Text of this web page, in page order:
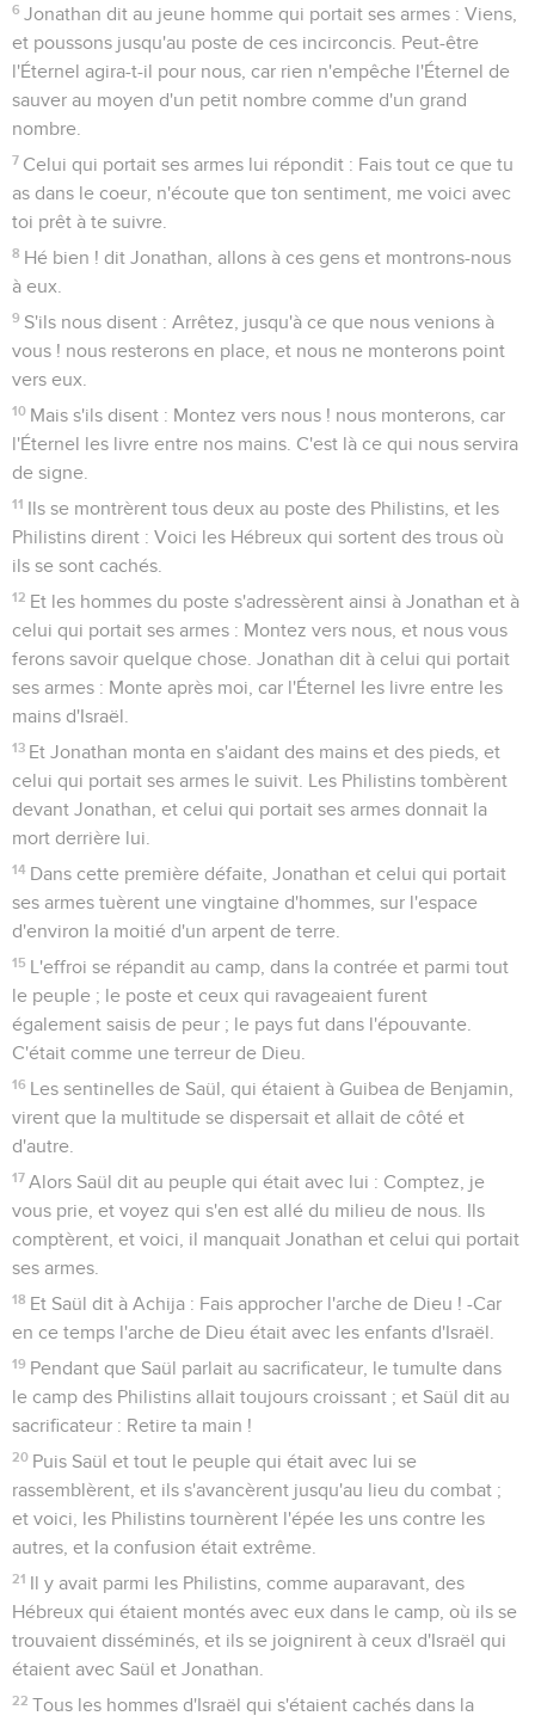
6 Jonathan dit au jeune homme qui portait ses armes : Viens,
et poussons jusqu'au poste de ces incirconcis. Peut-être
l'Éternel agira-t-il pour nous, car rien n'empêche l'Éternel de
sauver au moyen d'un petit nombre comme d'un grand
nombre.
7 Celui qui portait ses armes lui répondit : Fais tout ce que tu
as dans le coeur, n'écoute que ton sentiment, me voici avec
toi prêt à te suivre.
8 Hé bien ! dit Jonathan, allons à ces gens et montrons-nous
à eux.
9 S'ils nous disent : Arrêtez, jusqu'à ce que nous venions à
vous ! nous resterons en place, et nous ne monterons point
vers eux.
10 Mais s'ils disent : Montez vers nous ! nous monterons, car
l'Éternel les livre entre nos mains. C'est là ce qui nous servira
de signe.
11 Ils se montrèrent tous deux au poste des Philistins, et les
Philistins dirent : Voici les Hébreux qui sortent des trous où
ils se sont cachés.
12 Et les hommes du poste s'adressèrent ainsi à Jonathan et à
celui qui portait ses armes : Montez vers nous, et nous vous
ferons savoir quelque chose. Jonathan dit à celui qui portait
ses armes : Monte après moi, car l'Éternel les livre entre les
mains d'Israël.
13 Et Jonathan monta en s'aidant des mains et des pieds, et
celui qui portait ses armes le suivit. Les Philistins tombèrent
devant Jonathan, et celui qui portait ses armes donnait la
mort derrière lui.
14 Dans cette première défaite, Jonathan et celui qui portait
ses armes tuèrent une vingtaine d'hommes, sur l'espace
d'environ la moitié d'un arpent de terre.
15 L'effroi se répandit au camp, dans la contrée et parmi tout
le peuple ; le poste et ceux qui ravageaient furent
également saisis de peur ; le pays fut dans l'épouvante.
C'était comme une terreur de Dieu.
16 Les sentinelles de Saül, qui étaient à Guibea de Benjamin,
virent que la multitude se dispersait et allait de côté et
d'autre.
17 Alors Saül dit au peuple qui était avec lui : Comptez, je
vous prie, et voyez qui s'en est allé du milieu de nous. Ils
comptèrent, et voici, il manquait Jonathan et celui qui portait
ses armes.
18 Et Saül dit à Achija : Fais approcher l'arche de Dieu ! -Car
en ce temps l'arche de Dieu était avec les enfants d'Israël.
19 Pendant que Saül parlait au sacrificateur, le tumulte dans
le camp des Philistins allait toujours croissant ; et Saül dit au
sacrificateur : Retire ta main !
20 Puis Saül et tout le peuple qui était avec lui se
rassemblèrent, et ils s'avancèrent jusqu'au lieu du combat ;
et voici, les Philistins tournèrent l'épée les uns contre les
autres, et la confusion était extrême.
21 Il y avait parmi les Philistins, comme auparavant, des
Hébreux qui étaient montés avec eux dans le camp, où ils se
trouvaient disséminés, et ils se joignirent à ceux d'Israël qui
étaient avec Saül et Jonathan.
22 Tous les hommes d'Israël qui s'étaient cachés dans la